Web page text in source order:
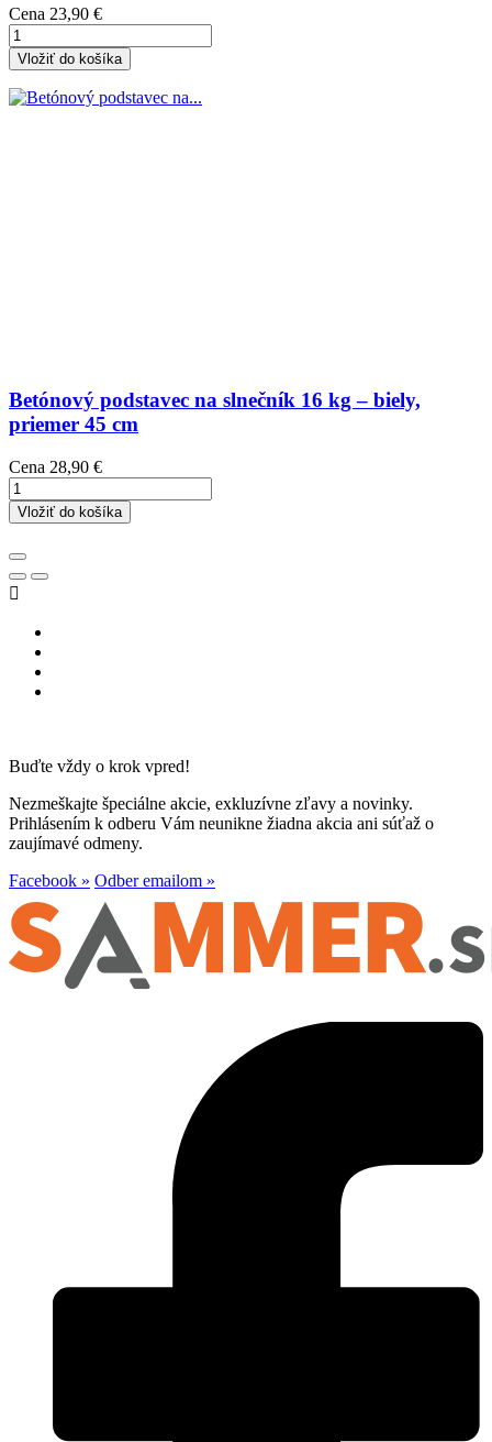
Cena 23,90 €
Vložiť do košíka
Betónový podstavec na slnečník 16 kg – biely,
priemer 45 cm
Cena 28,90 €
Vložiť do košíka

Buďte vždy o krok vpred!
Nezmeškajte špeciálne akcie, exkluzívne zľavy a novinky.
Prihlásením k odberu Vám neunikne žiadna akcia ani súťaž o
zaujímavé odmeny.
Facebook » Odber emailom »